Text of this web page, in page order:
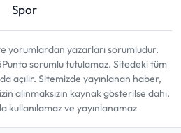
Spor
yorumlardan yazarları sorumludur.
sorumlu tutulamaz. Sitedeki tüm
açılır. Sitemizde yayınlanan haber,
alınmaksızın kaynak gösterilse dahi,
ve yayınlanamaz